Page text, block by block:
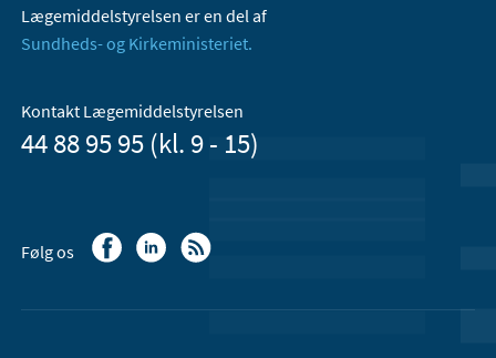
Lægemiddelstyrelsen er en del af
Sundheds- og Kirkeministeriet.
Kontakt Lægemiddelstyrelsen
44 88 95 95 (kl. 9 - 15)
Følg os